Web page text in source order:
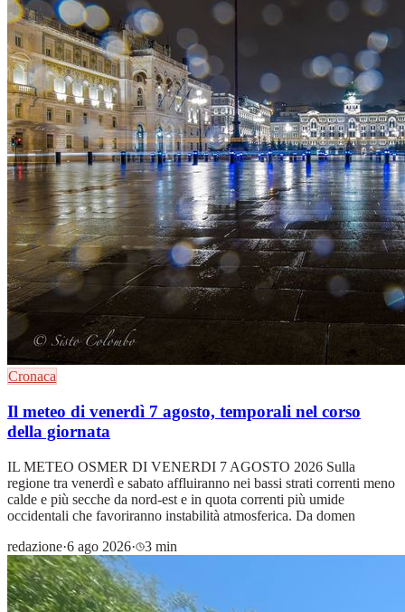
Cronaca
Il meteo di venerdì 7 agosto, temporali nel corso
della giornata
IL METEO OSMER DI VENERDI 7 AGOSTO 2026 Sulla
regione tra venerdì e sabato affluiranno nei bassi strati correnti meno
calde e più secche da nord-est e in quota correnti più umide
occidentali che favoriranno instabilità atmosferica. Da domen
redazione·6 ago 2026· 3 min